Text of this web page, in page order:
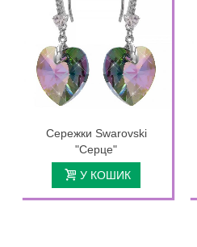
Сережки Swarovski
"Серце"
У КОШИК